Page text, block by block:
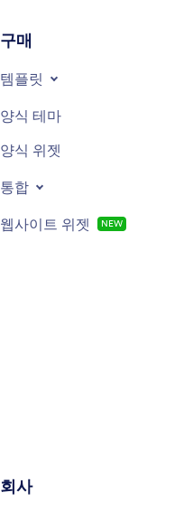
구매
템플릿
양식 테마
양식 위젯
통합
웹사이트 위젯 NEW
회사